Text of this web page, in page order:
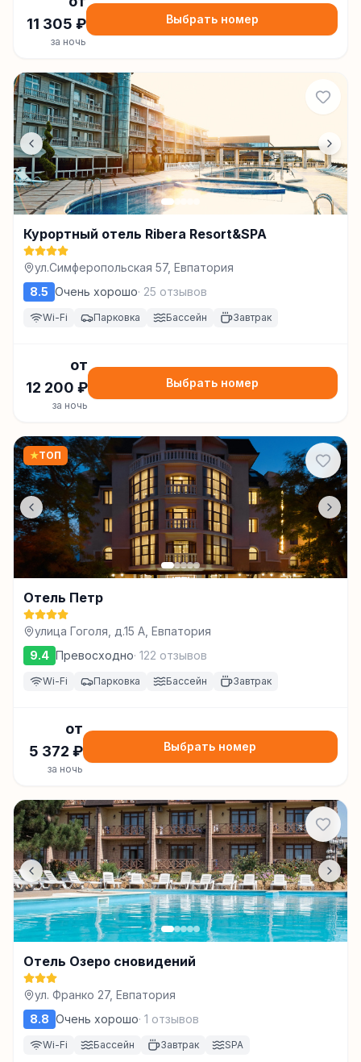
11 305 ₽
за ночь
Выбрать номер
Курортный отель Ribera Resort&SPA
ул.Симферопольская 57, Евпатория
8.5 Очень хорошо· 25 отзывов
Wi-Fi Парковка Бассейн Завтрак
от
12 200 ₽
за ночь
Выбрать номер
★ТОП
Отель Петр
улица Гоголя, д.15 А, Евпатория
9.4 Превосходно· 122 отзывов
Wi-Fi Парковка Бассейн Завтрак
от
5 372 ₽
за ночь
Выбрать номер
Отель Озеро сновидений
ул. Франко 27, Евпатория
8.8 Очень хорошо· 1 отзывов
Wi-Fi Бассейн Завтрак SPA